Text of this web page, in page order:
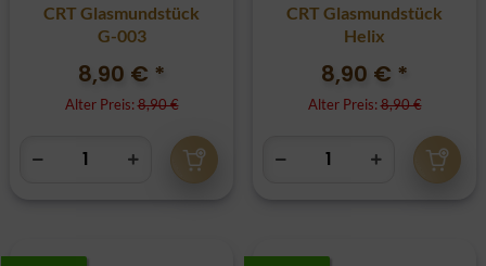
CRT Glasmundstück
G-003
8,90 € *
Alter Preis:8,90 €
CRT Glasmundstück
Helix
8,90 € *
Alter Preis:8,90 €